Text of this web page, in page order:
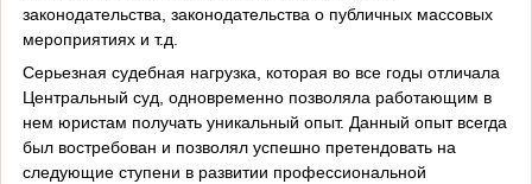
законодательства, законодательства о публичных массовых
мероприятиях и т.д.
Серьезная судебная нагрузка, которая во все годы отличала
Центральный суд, одновременно позволяла работающим в
нем юристам получать уникальный опыт. Данный опыт всегда
был востребован и позволял успешно претендовать на
следующие ступени в развитии профессиональной